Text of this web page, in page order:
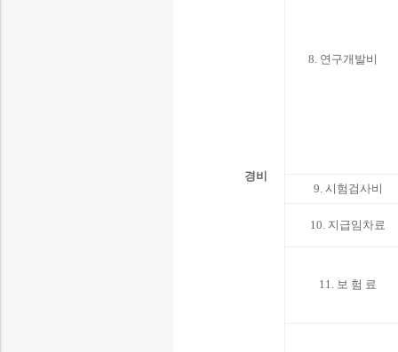
경비
8. 연구개발비
9. 시험검사비
10. 지급임차료
11. 보 험 료